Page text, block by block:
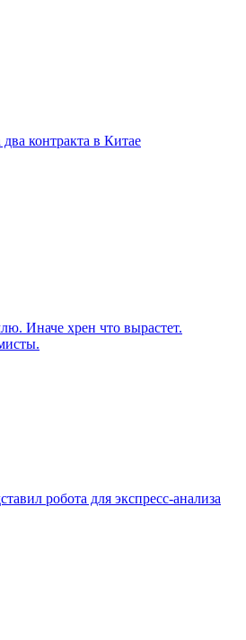
контракта в Китае
Иначе хрен что вырастет.
робота для экспресс-анализа